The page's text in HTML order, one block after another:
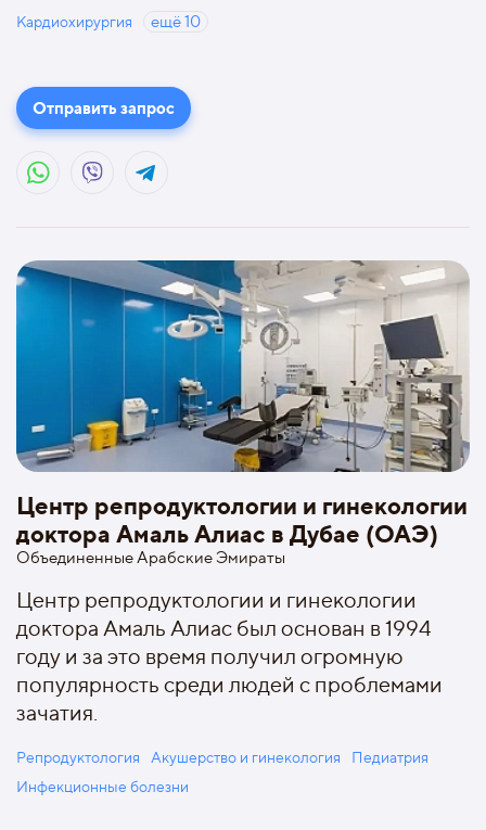
Кардиохирургия
ещё10
Отправить запрос
Центр репродуктологии и гинекологии
доктора Амаль Алиас в Дубае (ОАЭ)
Объединенные Арабские Эмираты
Центр репродуктологии и гинекологии
доктора Амаль Алиас был основан в 1994
году и за это время получил огромную
популярность среди людей с проблемами
зачатия.
Репродуктология Акушерство и гинекология
Педиатрия
Инфекционные болезни